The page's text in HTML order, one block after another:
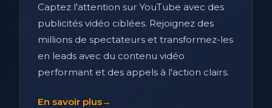
Captez l'attention sur YouTube avec des
publicités vidéo ciblées. Rejoignez des
millions de spectateurs et transformez-les
en leads avec du contenu vidéo
performant et des appels à l'action clairs.
En savoir plus→